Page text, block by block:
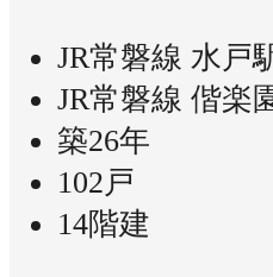
JR常磐線 水戸
JR常磐線 偕楽
築26年
102戸
14階建